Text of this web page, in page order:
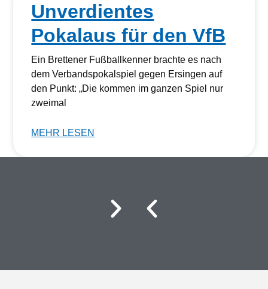
Unverdientes
Pokalaus für den VfB
Ein Brettener Fußballkenner brachte es nach
dem Verbandspokalspiel gegen Ersingen auf
den Punkt: „Die kommen im ganzen Spiel nur
zweimal
MEHR LESEN